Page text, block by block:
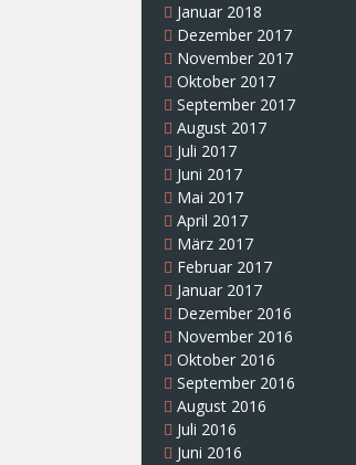
Januar 2018
Dezember 2017
November 2017
Oktober 2017
September 2017
August 2017
Juli 2017
Juni 2017
Mai 2017
April 2017
März 2017
Februar 2017
Januar 2017
Dezember 2016
November 2016
Oktober 2016
September 2016
August 2016
Juli 2016
Juni 2016